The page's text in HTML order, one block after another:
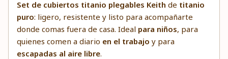
Set de cubiertos titanio plegables Keith de titanio
puro: ligero, resistente y listo para acompañarte
donde comas fuera de casa. Ideal para niños, para
quienes comen a diario en el trabajo y para
escapadas al aire libre.